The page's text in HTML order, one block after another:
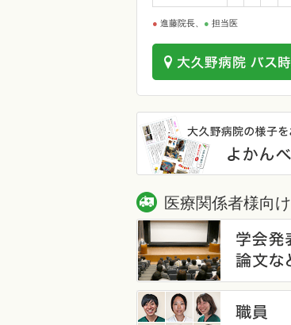
● 進藤院長、 ● 担当医
医療関係者様向け